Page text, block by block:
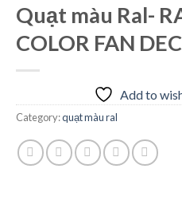
Quạt màu Ral-
COLOR FAN
Add to
Category:quạt màu ral